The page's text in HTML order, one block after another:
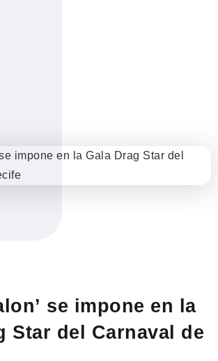
se impone en la
Star del Carnaval de